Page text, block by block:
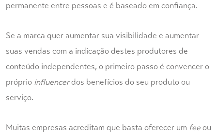
permanente entre pessoas e é baseado em confiança.
Se a marca quer aumentar sua visibilidade e aumentar
suas vendas com a indicação destes produtores de
conteúdo independentes, o primeiro passo é convencer o
próprio influencerdos benefícios do seu produto ou
serviço.
Muitas empresas acreditam que basta oferecer um feeou